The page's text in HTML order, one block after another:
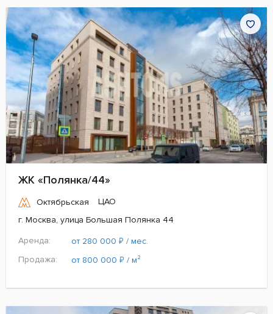
ЖК «Полянка/44»
Октябрьская
ЦАО
г. Москва, улица Большая Полянка 44
Аренда:
от 280 000 ₽ / мес.
Продажа:
от 800 000 ₽ / м²